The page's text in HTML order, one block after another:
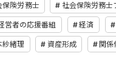
保険労務士 社会保険労務
営者の応援番組 経済
紗緒理 資産形成 関係